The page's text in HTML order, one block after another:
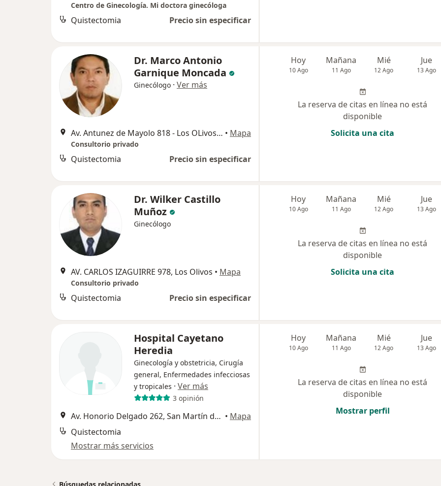
Centro de Ginecología. Mi doctora ginecóloga
Quistectomia Precio sin especificar
Dr. Marco Antonio
Garnique Moncada
Ginecólogo · Ver más
Av. Antunez de Mayolo 818 - Los OLivos., Los Olivos • Mapa
Consultorio privado
Quistectomia Precio sin especificar
Hoy
10 Ago
Mañana
11 Ago
Mié
12 Ago
Jue
13 Ago
La reserva de citas en línea no está
disponible
Solicita una cita
Dr. Wilker Castillo
Muñoz
Ginecólogo
AV. CARLOS IZAGUIRRE 978, Los Olivos • Mapa
Consultorio privado
Quistectomia Precio sin especificar
Hoy
10 Ago
Mañana
11 Ago
Mié
12 Ago
Jue
13 Ago
La reserva de citas en línea no está
disponible
Solicita una cita
Hospital Cayetano
Heredia
Ginecología y obstetricia, Cirugía
general, Enfermedades infecciosas
y tropicales · Ver más
3 opinión
Av. Honorio Delgado 262, San Martín de Porres • Mapa
Quistectomia
Mostrar más servicios
Hoy
10 Ago
Mañana
11 Ago
Mié
12 Ago
Jue
13 Ago
La reserva de citas en línea no está
disponible
Mostrar perfil